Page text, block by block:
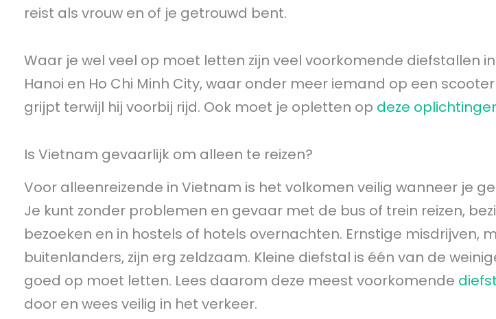
reist als vrouw en of je getrouwd bent.
Waar je wel veel op moet letten zijn veel voorkomende diefstallen
Hanoi en Ho Chi Minh City, waar onder meer iemand op een
grijpt terwijl hij voorbij rijd. Ook moet je opletten op deze
Is Vietnam gevaarlijk om alleen te reizen?
Voor alleenreizende in Vietnam is het volkomen veilig wanneer je
Je kunt zonder problemen en gevaar met de bus of trein reizen,
bezoeken en in hostels of hotels overnachten. Ernstige misdrijven,
buitenlanders, zijn erg zeldzaam. Kleine diefstal is één van de
goed op moet letten. Lees daarom deze meest voorkomende
door en wees veilig in het verkeer.